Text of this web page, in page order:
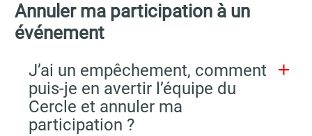
Annuler ma participation à un
événement
J’ai un empêchement, comment
puis-je en avertir l’équipe du
Cercle et annuler ma
participation ?